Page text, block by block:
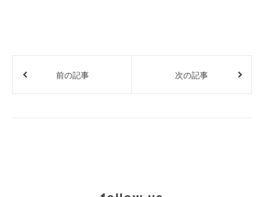
前の記事 次の記事